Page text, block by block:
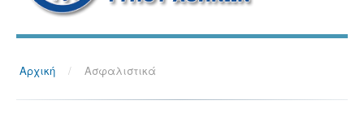
Αρχική / Ασφαλιστικά